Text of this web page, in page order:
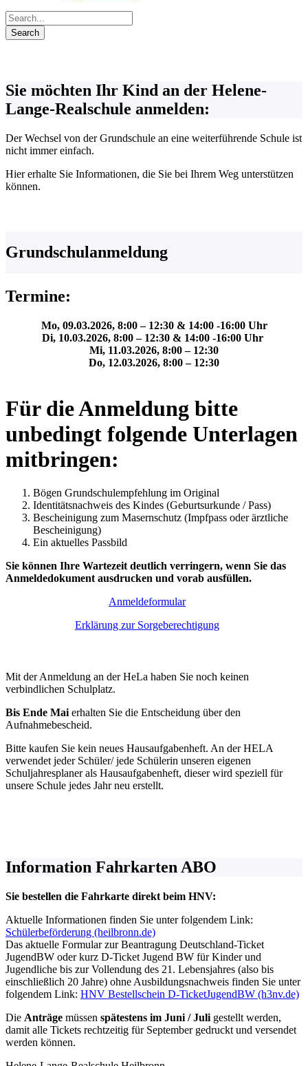
Sie möchten Ihr Kind an der Helene-
Lange-Realschule anmelden:
Der Wechsel von der Grundschule an eine weiterführende Schule ist
nicht immer einfach.
Hier erhalte Sie Informationen, die Sie bei Ihrem Weg unterstützen
können.
Grundschulanmeldung
Termine:
Mo, 09.03.2026, 8:00 – 12:30 & 14:00 -16:00 Uhr
Di, 10.03.2026, 8:00 – 12:30 & 14:00 -16:00 Uhr
Mi, 11.03.2026, 8:00 – 12:30
Do, 12.03.2026, 8:00 – 12:30
Für die Anmeldung bitte
unbedingt folgende Unterlagen
mitbringen:
Bögen Grundschulempfehlung im Original
Identitätsnachweis des Kindes (Geburtsurkunde / Pass)
Bescheinigung zum Masernschutz (Impfpass oder ärztliche
Bescheinigung)
Ein aktuelles Passbild
Sie können Ihre Wartezeit deutlich verringern, wenn Sie das
Anmeldedokument ausdrucken und vorab ausfüllen.
Anmeldeformular
Erklärung zur Sorgeberechtigung
Mit der Anmeldung an der HeLa haben Sie noch keinen
verbindlichen Schulplatz.
Bis Ende Maierhalten Sie die Entscheidung über den
Aufnahmebescheid.
Bitte kaufen Sie kein neues Hausaufgabenheft. An der HELA
verwendet jeder Schüler/ jede Schülerin unseren eigenen
Schuljahresplaner als Hausaufgabenheft, dieser wird speziell für
unsere Schule jedes Jahr neu erstellt.
Information Fahrkarten ABO
Sie bestellen die Fahrkarte direkt beim HNV:
Aktuelle Informationen finden Sie unter folgendem Link:
Schülerbeförderung (heilbronn.de)
Das aktuelle Formular zur Beantragung Deutschland-Ticket
JugendBW oder kurz D-Ticket Jugend BW für Kinder und
Jugendliche bis zur Vollendung des 21. Lebensjahres (also bis
einschließlich 20 Jahre) ohne Ausbildungsnachweis finden Sie unter
folgendem Link: HNV Bestellschein D-TicketJugendBW (h3nv.de)
Die Anträge müssen spätestens im Juni / Juli gestellt werden,
damit alle Tickets rechtzeitig für September gedruckt und versendet
werden können.